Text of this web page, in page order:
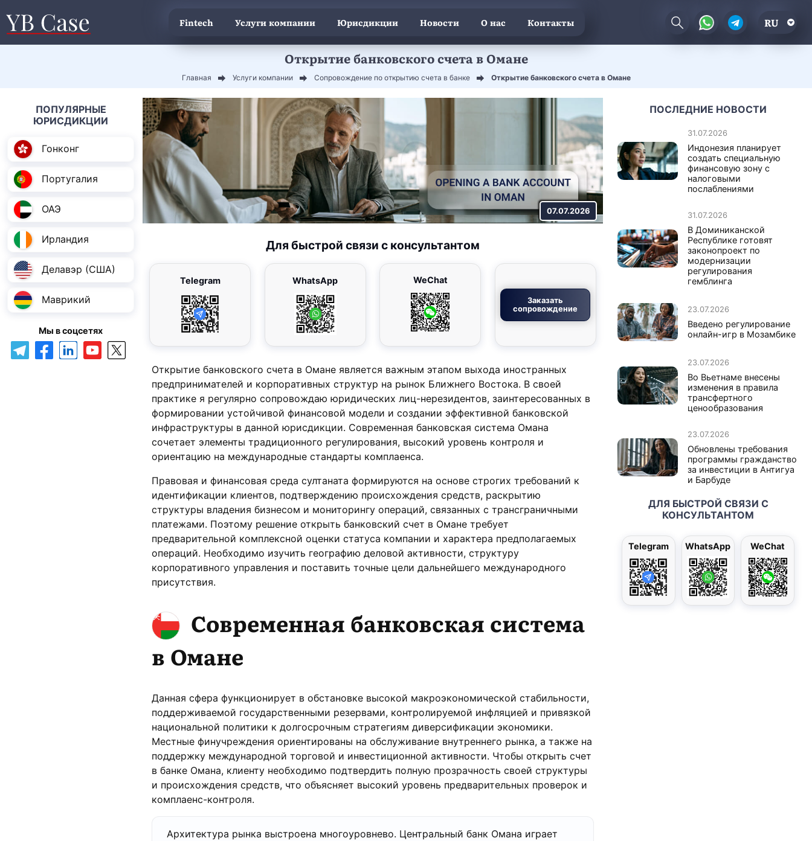
Fintech Услуги компании Юрисдикции Новости О нас Контакты RU
Открытие банковского счета в Омане
Главная Услуги компании Сопровождение по открытию счета в банке Открытие банковского счета в Омане
ПОПУЛЯРНЫЕ
ЮРИСДИКЦИИ
Гонконг
Португалия
ОАЭ
Ирландия
Делавэр (США)
Маврикий
Мы в соцсетях
07.07.2026
Для быстрой связи с консультантом
Telegram WhatsApp WeChat
Заказать
сопровождение
Открытие банковского счета в Омане является важным этапом выхода иностранных
предпринимателей и корпоративных структур на рынок Ближнего Востока. В своей
практике я регулярно сопровождаю юридических лиц-нерезидентов, заинтересованных в
формировании устойчивой финансовой модели и создании эффективной банковской
инфраструктуры в данной юрисдикции. Современная банковская система Омана
сочетает элементы традиционного регулирования, высокий уровень контроля и
ориентацию на международные стандарты комплаенса.
Правовая и финансовая среда султаната формируются на основе строгих требований к
идентификации клиентов, подтверждению происхождения средств, раскрытию
структуры владения бизнесом и мониторингу операций, связанных с трансграничными
платежами. Поэтому решение открыть банковский счет в Омане требует
предварительной комплексной оценки статуса компании и характера предполагаемых
операций. Необходимо изучить географию деловой активности, структуру
корпоративного управления и поставить точные цели дальнейшего международного
присутствия.
Современная банковская система
в Омане
Данная сфера функционирует в обстановке высокой макроэкономической стабильности,
поддерживаемой государственными резервами, контролируемой инфляцией и привязкой
национальной политики к долгосрочным стратегиям диверсификации экономики.
Местные финучреждения ориентированы на обслуживание внутреннего рынка, а также на
поддержку международной торговой и инвестиционной активности. Чтобы открыть счет
в банке Омана, клиенту необходимо подтвердить полную прозрачность своей структуры
и происхождения средств, что объясняет высокий уровень предварительных проверок и
комплаенс-контроля.
Архитектура рынка выстроена многоуровнево. Центральный банк Омана играет
ПОСЛЕДНИЕ НОВОСТИ
31.07.2026
Индонезия планирует
создать специальную
финансовую зону с
налоговыми
послаблениями
31.07.2026
В Доминиканской
Республике готовят
законопроект по
модернизации
регулирования
гемблинга
23.07.2026
Введено регулирование
онлайн-игр в Мозамбике
23.07.2026
Во Вьетнаме внесены
изменения в правила
трансфертного
ценообразования
23.07.2026
Обновлены требования
программы гражданство
за инвестиции в Антигуа
и Барбуде
ДЛЯ БЫСТРОЙ СВЯЗИ С
КОНСУЛЬТАНТОМ
Telegram WhatsApp WeChat